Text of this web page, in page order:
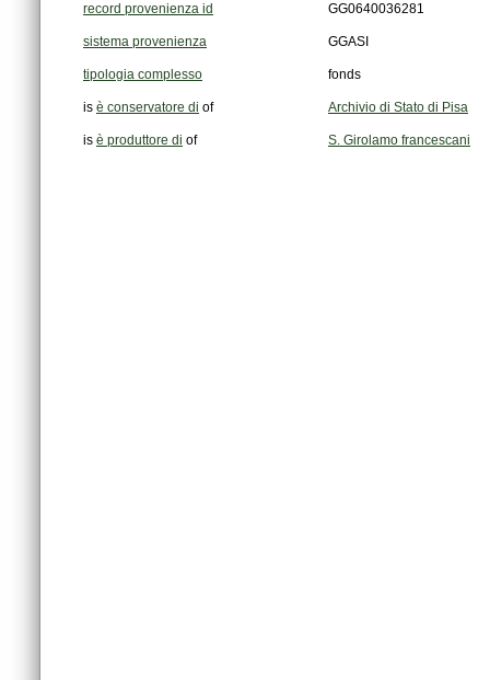
record provenienza id GG0640036281
sistema provenienza GGASI
tipologia complesso fonds
is è conservatore di of Archivio di Stato di Pisa
is è produttore di of S. Girolamo francescani